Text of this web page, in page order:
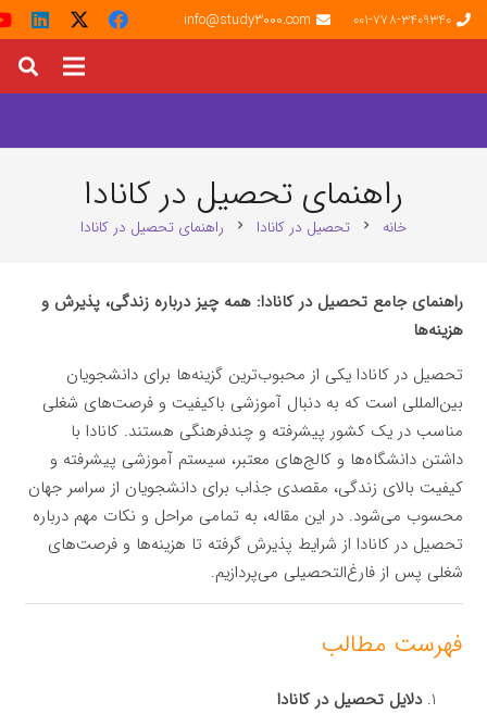
001-778-3409340
info@study3000.com
راهنمای تحصیل در کانادا
خانه chevron_right تحصیل در کانادا chevron_right راهنمای تحصیل در کانادا
راهنمای جامع تحصیل در کانادا: همه چیز درباره زندگی، پذیرش و
هزینه‌ها
تحصیل در کانادا یکی از محبوب‌ترین گزینه‌ها برای دانشجویان
بین‌المللی است که به دنبال آموزشی باکیفیت و فرصت‌های شغلی
مناسب در یک کشور پیشرفته و چندفرهنگی هستند. کانادا با
داشتن دانشگاه‌ها و کالج‌های معتبر، سیستم آموزشی پیشرفته و
کیفیت بالای زندگی، مقصدی جذاب برای دانشجویان از سراسر جهان
محسوب می‌شود. در این مقاله، به تمامی مراحل و نکات مهم درباره
تحصیل در کانادا از شرایط پذیرش گرفته تا هزینه‌ها و فرصت‌های
شغلی پس از فارغ‌التحصیلی می‌پردازیم.
فهرست مطالب
دلایل تحصیل در کانادا